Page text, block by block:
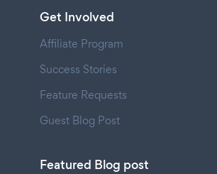
Get Involved
Affiliate Program
Success Stories
Feature Requests
Guest Blog Post
Featured Blog post